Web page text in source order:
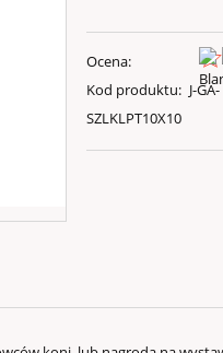
Ocena:
Kod produktu: J-GA-
SZLKLPT10X10